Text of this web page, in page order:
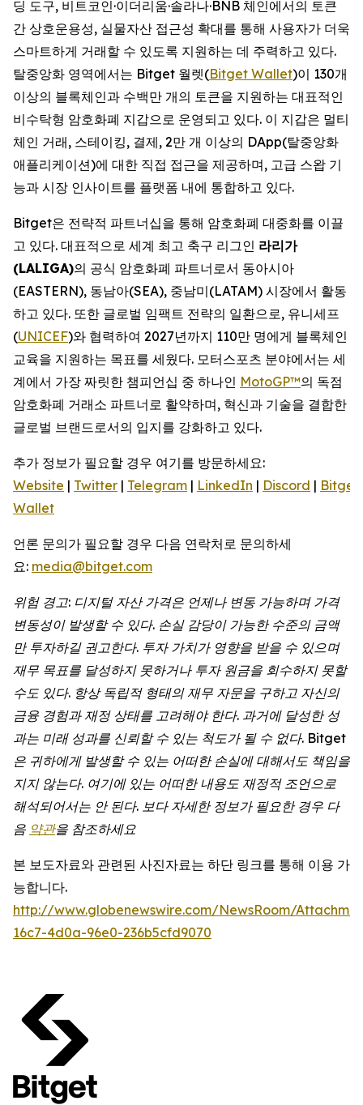
딩 도구, 비트코인·이더리움·솔라나·BNB 체인에서의 토큰
간 상호운용성, 실물자산 접근성 확대를 통해 사용자가 더욱
스마트하게 거래할 수 있도록 지원하는 데 주력하고 있다.
탈중앙화 영역에서는 Bitget 월렛(Bitget Wallet)이 130개
이상의 블록체인과 수백만 개의 토큰을 지원하는 대표적인
비수탁형 암호화폐 지갑으로 운영되고 있다. 이 지갑은 멀티
체인 거래, 스테이킹, 결제, 2만 개 이상의 DApp(탈중앙화
애플리케이션)에 대한 직접 접근을 제공하며, 고급 스왑 기
능과 시장 인사이트를 플랫폼 내에 통합하고 있다.
Bitget은 전략적 파트너십을 통해 암호화폐 대중화를 이끌
고 있다. 대표적으로 세계 최고 축구 리그인 라리가
(LALIGA)의 공식 암호화폐 파트너로서 동아시아
(EASTERN), 동남아(SEA), 중남미(LATAM) 시장에서 활동
하고 있다. 또한 글로벌 임팩트 전략의 일환으로, 유니세프
(UNICEF)와 협력하여 2027년까지 110만 명에게 블록체인
교육을 지원하는 목표를 세웠다. 모터스포츠 분야에서는 세
계에서 가장 짜릿한 챔피언십 중 하나인 MotoGP™의 독점
암호화폐 거래소 파트너로 활약하며, 혁신과 기술을 결합한
글로벌 브랜드로서의 입지를 강화하고 있다.
추가 정보가 필요할 경우 여기를 방문하세요:
Website | Twitter | Telegram | LinkedIn | Discord | Bitget
Wallet
언론 문의가 필요할 경우 다음 연락처로 문의하세
요: media@bitget.com
위험 경고: 디지털 자산 가격은 언제나 변동 가능하며 가격
변동성이 발생할 수 있다. 손실 감당이 가능한 수준의 금액
만 투자하길 권고한다. 투자 가치가 영향을 받을 수 있으며
재무 목표를 달성하지 못하거나 투자 원금을 회수하지 못할
수도 있다. 항상 독립적 형태의 재무 자문을 구하고 자신의
금융 경험과 재정 상태를 고려해야 한다. 과거에 달성한 성
과는 미래 성과를 신뢰할 수 있는 척도가 될 수 없다. Bitget
은 귀하에게 발생할 수 있는 어떠한 손실에 대해서도 책임을
지지 않는다. 여기에 있는 어떠한 내용도 재정적 조언으로
해석되어서는 안 된다. 보다 자세한 정보가 필요한 경우 다
음 약관을 참조하세요
본 보도자료와 관련된 사진자료는 하단 링크를 통해 이용 가
능합니다.
http://www.globenewswire.com/NewsRoom/
16c7-4d0a-96e0-236b5cfd9070